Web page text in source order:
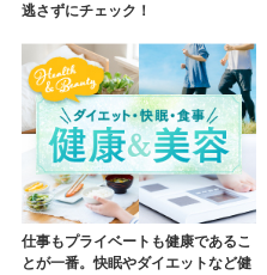
逃さずにチェック！
仕事もプライベートも健康であるこ
とが一番。快眠やダイエットなど健